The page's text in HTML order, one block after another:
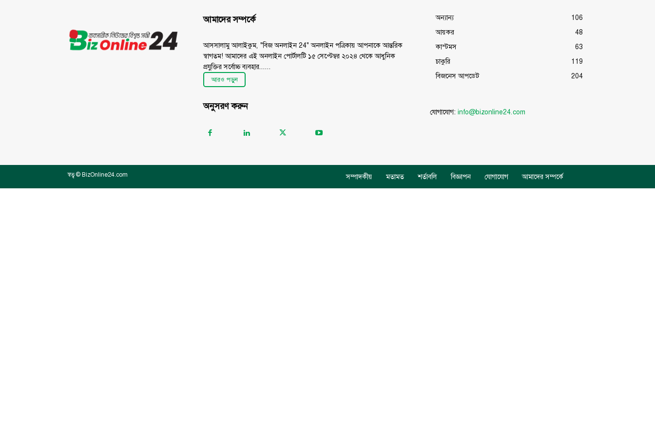
আমাদের সম্পর্কে
আসসালামু আলাইকুম, "বিজ অনলাইন 24" অনলাইন পত্রিকায় আপনাকে আন্তরিক
স্বাগতম! আমাদের এই অনলাইন পোর্টালটি ১৫ সেপ্টেম্বর ২০২৪ থেকে আধুনিক
প্রযুক্তির সর্বোচ্চ ব্যবহার......
আরও পড়ুন
অনুসরণ করুন
অন্যান্য
106
আয়কর
48
কাস্টমস
63
চাকুরি
119
বিজনেস আপডেট
204
যোগাযোগ: info@bizonline24.com
স্বত্ব © BizOnline24.com সম্পাদকীয় মতামত শর্তাবলি বিজ্ঞাপন যোগাযোগ আমাদের সম্পর্কে